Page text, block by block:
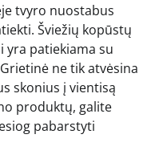
tvyro nuostabus
Šviežių kopūstų
yra patiekiama su
ne tik atvėsina
skonius į vientisą
produktų, galite
pabarstyti